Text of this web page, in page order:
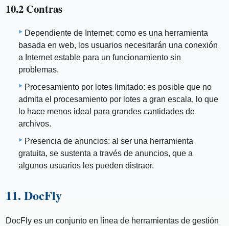
10.2 Contras
Dependiente de Internet: como es una herramienta
basada en web, los usuarios necesitarán una conexión
a Internet estable para un funcionamiento sin
problemas.
Procesamiento por lotes limitado: es posible que no
admita el procesamiento por lotes a gran escala, lo que
lo hace menos ideal para grandes cantidades de
archivos.
Presencia de anuncios: al ser una herramienta
gratuita, se sustenta a través de anuncios, que a
algunos usuarios les pueden distraer.
11. DocFly
DocFly es un conjunto en línea de herramientas de gestión